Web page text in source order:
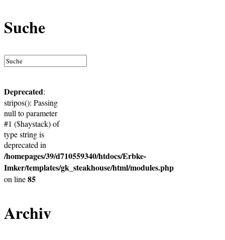
Suche
Deprecated:
stripos(): Passing
null to parameter
#1 ($haystack) of
type string is
deprecated in
/homepages/39/d710559340/htdocs/Erbke-
Imker/templates/gk_steakhouse/html/modules.php
on line85
Archiv